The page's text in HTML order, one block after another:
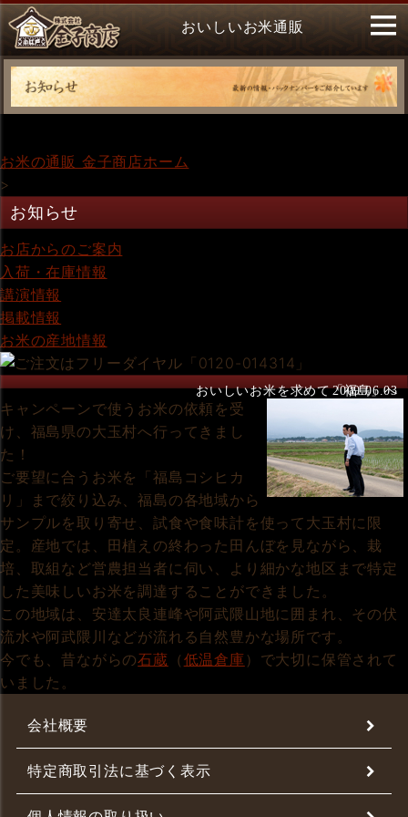
おいしいお米通販
お米の通販 金子商店ホーム
>
お知らせ
お店からのご案内
入荷・在庫情報
講演情報
掲載情報
お米の産地情報
おいしいお米を求めて「福島」へ
2009.06.03
キャンペーンで使うお米の依頼を受
け、福島県の大玉村へ行ってきまし
た！
ご要望に合うお米を「福島コシヒカ
リ」まで絞り込み、福島の各地域から
サンプルを取り寄せ、試食や食味計を使って大玉村に限
定。産地では、田植えの終わった田んぼを見ながら、栽
培、取組など営農担当者に伺い、より細かな地区まで特定
した美味しいお米を調達することができました。
この地域は、安達太良連峰や阿武隈山地に囲まれ、その伏
流水や阿武隈川などが流れる自然豊かな場所です。
今でも、昔ながらの石蔵 （ 低温倉庫 ）で大切に保管されて
いました。
会社概要
特定商取引法に基づく表示